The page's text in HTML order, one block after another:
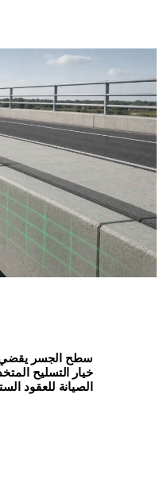
سطح الجسر يقضي ستين
خيار التسليح المتخذ في
الصيانة للعقود الستة